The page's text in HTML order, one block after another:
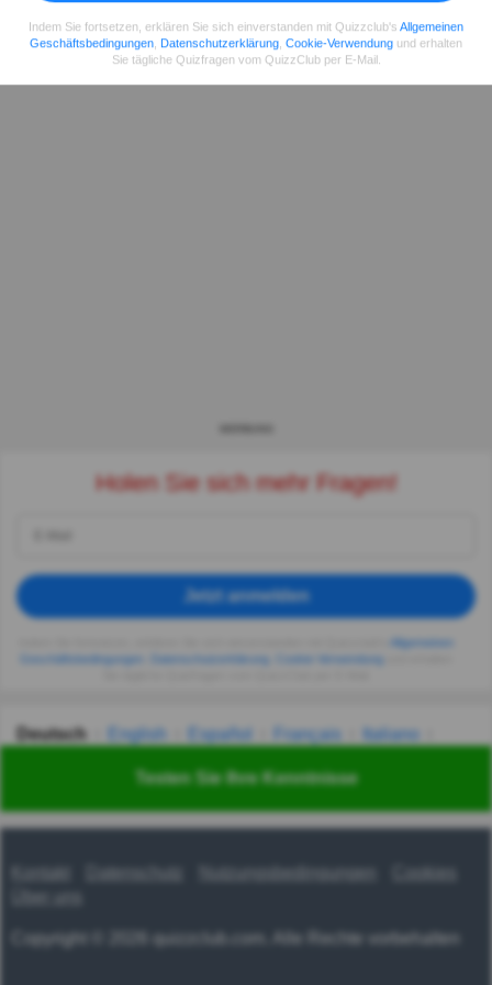
Testen Sie Ihre Kenntnisse
Holen Sie sich mehr Fragen!
Jetzt anmelden
Allgemeinen
Geschäftsbedingungen
Datenschutzerklärung Cookie-Verwendung
Deutsch English Español Français
Italiano
Українська हिन्दी 한국어 汉语
Kontakt Nutzungsbedingungen
Über uns
Copyright © 2026 quizzclub.com. Alle Rechte vorbehalten
Indem Sie fortsetzen, erklären Sie sich einverstanden mit Quizzclub's Allgemeinen
Geschäftsbedingungen Datenschutzerklärung Cookie-Verwendung und erhalten
Sie tägliche Quizfragen vom QuizzClub per E-Mail.